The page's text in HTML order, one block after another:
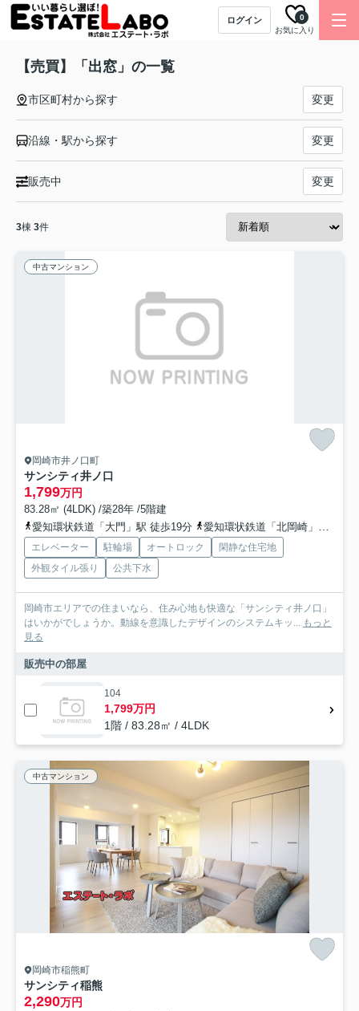
ログイン
お気に入り
0
【売買】「出窓」の一覧
市区町村から探す 変更
沿線・駅から探す 変更
販売中 変更
3棟 3件
中古マンション
岡崎市井ノ口町
サンシティ井ノ口
1,799万円
83.28㎡ (4LDK) /築28年 /5階建
愛知環状鉄道「大門」駅 徒歩19分
愛知環状鉄道「北岡崎」駅 徒歩25分
エレベーター 駐輪場 オートロック
閑静な住宅地
外観タイル張り
公共下水
岡崎市エリアでの住まいなら、住み心地も快適な「サンシティ井ノ口」
はいかがでしょうか。動線を意識したデザインのシステムキッ... もっと
見る
販売中の部屋
104
1,799万円
1階 / 83.28㎡ / 4LDK
中古マンション
岡崎市稲熊町
サンシティ稲熊
2,290万円